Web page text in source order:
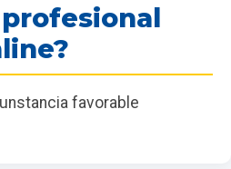
favorable